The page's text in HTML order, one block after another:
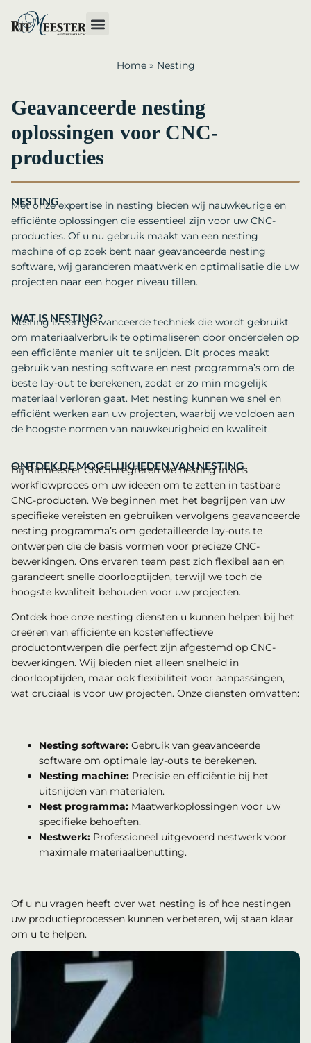
Home» Nesting
Geavanceerde nesting
oplossingen voor CNC-
producties
NESTING
Met onze expertise in nesting bieden wij nauwkeurige en
efficiënte oplossingen die essentieel zijn voor uw CNC-
producties. Of u nu gebruik maakt van een nesting
machine of op zoek bent naar geavanceerde nesting
software, wij garanderen maatwerk en optimalisatie die uw
projecten naar een hoger niveau tillen.
WAT IS NESTING?
Nesting is een geavanceerde techniek die wordt gebruikt
om materiaalverbruik te optimaliseren door onderdelen op
een efficiënte manier uit te snijden. Dit proces maakt
gebruik van nesting software en nest programma’s om de
beste lay-out te berekenen, zodat er zo min mogelijk
materiaal verloren gaat. Met nesting kunnen we snel en
efficiënt werken aan uw projecten, waarbij we voldoen aan
de hoogste normen van nauwkeurigheid en kwaliteit.
ONTDEK DE MOGELIJKHEDEN VAN NESTING
Bij Ritmeester CNC integreren we nesting in ons
workflowproces om uw ideeën om te zetten in tastbare
CNC-producten. We beginnen met het begrijpen van uw
specifieke vereisten en gebruiken vervolgens geavanceerde
nesting programma’s om gedetailleerde lay-outs te
ontwerpen die de basis vormen voor precieze CNC-
bewerkingen. Ons ervaren team past zich flexibel aan en
garandeert snelle doorlooptijden, terwijl we toch de
hoogste kwaliteit behouden voor uw projecten.
Ontdek hoe onze nesting diensten u kunnen helpen bij het
creëren van efficiënte en kosteneffectieve
productontwerpen die perfect zijn afgestemd op CNC-
bewerkingen. Wij bieden niet alleen snelheid in
doorlooptijden, maar ook flexibiliteit voor aanpassingen,
wat cruciaal is voor uw projecten. Onze diensten omvatten:
Nesting software: Gebruik van geavanceerde
software om optimale lay-outs te berekenen.
Nesting machine: Precisie en efficiëntie bij het
uitsnijden van materialen.
Nest programma: Maatwerkoplossingen voor uw
specifieke behoeften.
Nestwerk: Professioneel uitgevoerd nestwerk voor
maximale materiaalbenutting.
Of u nu vragen heeft over wat nesting is of hoe nestingen
uw productieprocessen kunnen verbeteren, wij staan klaar
om u te helpen.